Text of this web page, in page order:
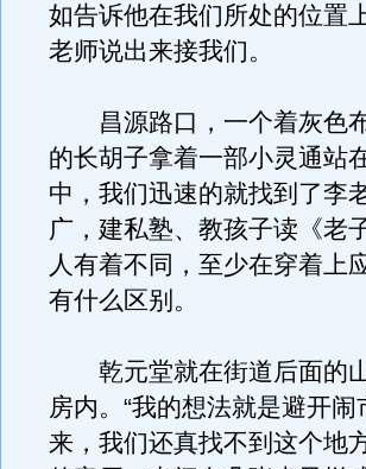
如告诉他在我们所处的位置
老师说出来接我们。
昌源路口，一个着灰色
的长胡子拿着一部小灵通站
中，我们迅速的就找到了李
广，建私塾、教孩子读《老
人有着不同，至少在穿着上
有什么区别。
乾元堂就在街道后面的
房内。“我的想法就是避开
来，我们还真找不到这个地